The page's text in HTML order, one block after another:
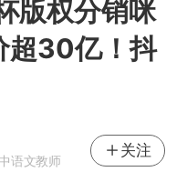
版权分销咪
超30亿！抖
语文教师
关注